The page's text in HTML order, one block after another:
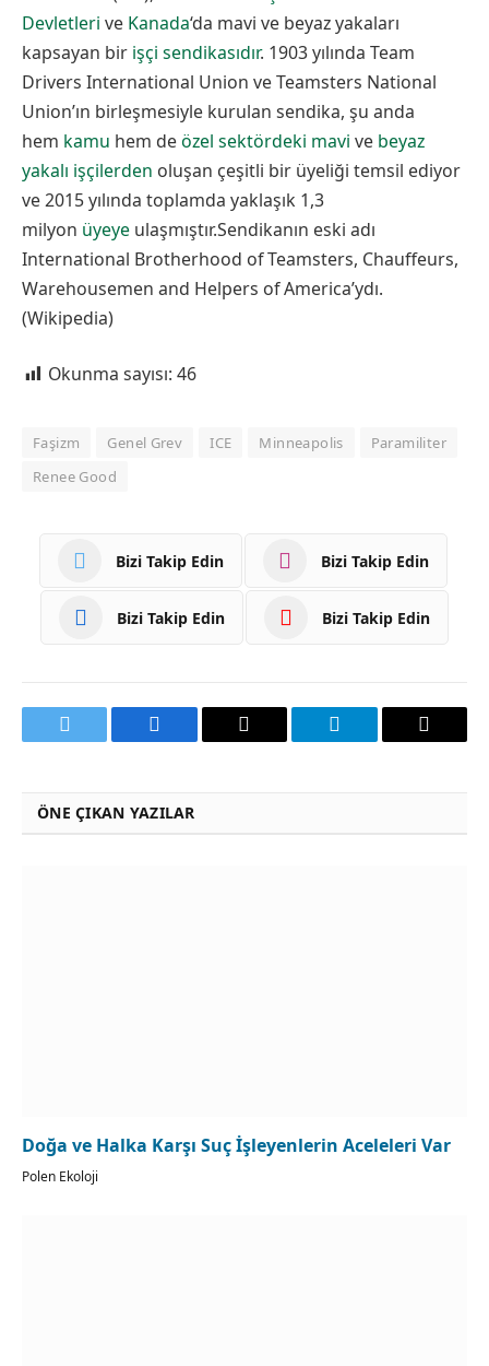
Devletleri ve Kanada‘da mavi ve beyaz yakaları
kapsayan bir işçi sendikasıdır. 1903 yılında Team
Drivers International Union ve Teamsters National
Union’ın birleşmesiyle kurulan sendika, şu anda
hem kamu hem deözel sektördeki mavi ve beyaz
yakalı işçilerden oluşan çeşitli bir üyeliği temsil ediyor
ve 2015 yılında toplamda yaklaşık 1,3
milyon üyeye ulaşmıştır.Sendikanın eski adı
International Brotherhood of Teamsters, Chauffeurs,
Warehousemen and Helpers of America’ydı.
(Wikipedia)
Okunma sayısı: 46
Faşizm Genel Grev ICE Minneapolis
Paramiliter
Renee Good
Bizi Takip Edin Bizi Takip Edin
Bizi Takip Edin Bizi Takip Edin
Twitter Facebook Email Telegram Threads
ÖNE ÇIKAN YAZILAR
Doğa ve Halka Karşı Suç İşleyenlerin Aceleleri Var
Polen Ekoloji